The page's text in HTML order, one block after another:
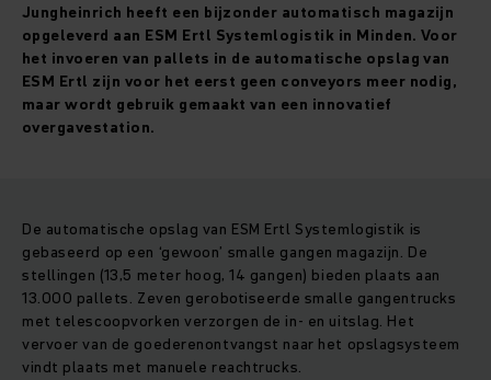
Jungheinrich heeft een bijzonder automatisch magazijn
opgeleverd aan ESM Ertl Systemlogistik in Minden. Voor
het invoeren van pallets in de automatische opslag van
ESM Ertl zijn voor het eerst geen conveyors meer nodig,
maar wordt gebruik gemaakt van een innovatief
overgavestation.
De automatische opslag van ESM Ertl Systemlogistik is
gebaseerd op een ‘gewoon’ smalle gangen magazijn. De
stellingen (13,5 meter hoog, 14 gangen) bieden plaats aan
13.000 pallets. Zeven gerobotiseerde smalle gangentrucks
met telescoopvorken verzorgen de in- en uitslag. Het
vervoer van de goederenontvangst naar het opslagsysteem
vindt plaats met manuele reachtrucks.